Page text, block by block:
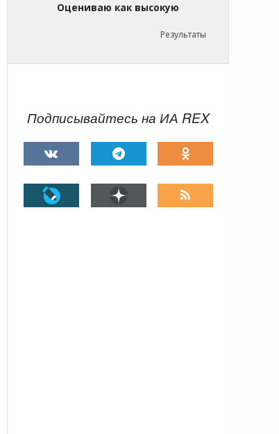
Оцениваю как высокую
Результаты
Подписывайтесь на ИА REX